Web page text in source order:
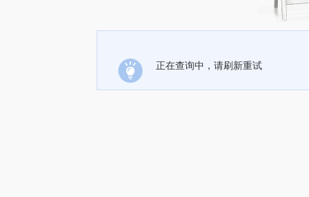
正在查询中，请刷新重试